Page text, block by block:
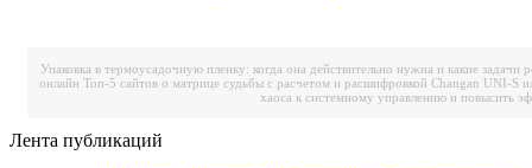
Упаковка в термоусадочную пленку: когда она действительно нужна и какие задачи
онлайн Топ-5 сайтов о матрице судьбы с расчетом и расшифровкой Changan UNI-S
хаоса к системному управлению и повысить
Лента публикаций